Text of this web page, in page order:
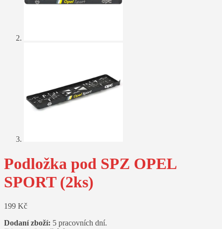
Podložka pod SPZ OPEL
SPORT (2ks)
199 Kč
Dodaní zboží: 5 pracovních dní.